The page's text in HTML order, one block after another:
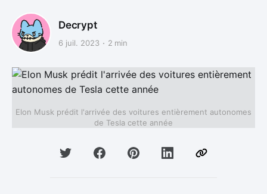
Decrypt
6 juil. 2023 2 min
Elon Musk prédit l'arrivée des voitures entièrement autonomes
de Tesla cette année